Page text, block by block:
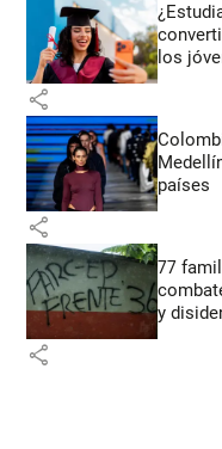
los
share
países
share
77
y
share